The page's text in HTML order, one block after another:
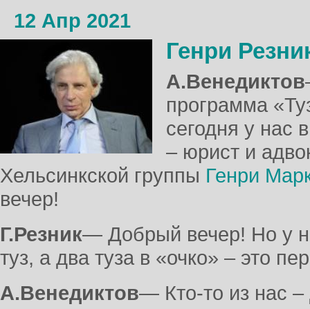
12 Апр 2021
Генри
А.Венедиктов
программа
сегодня у нас
– юрист и
Хельсинкской группы Генри
вечер!
Г.Резник― Добрый вечер! Но у
туз, а два туза в «очко» – это
А.Венедиктов― Кто-то из нас